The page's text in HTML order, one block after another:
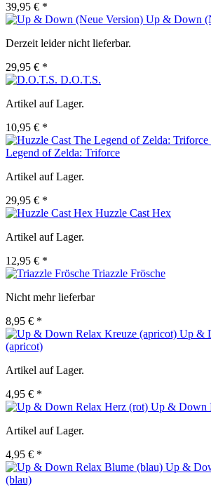
39,95 € *
Up & Down
Derzeit leider nicht lieferbar.
29,95 € *
D.O.T.S.
Artikel auf Lager.
10,95 € *
Legend of Zelda: Triforce
Artikel auf Lager.
29,95 € *
Huzzle Cast Hex
Artikel auf Lager.
12,95 € *
Triazzle Frösche
Nicht mehr lieferbar
8,95 € *
Up &
(apricot)
Artikel auf Lager.
4,95 € *
Up & Down
Artikel auf Lager.
4,95 € *
Up &
(blau)